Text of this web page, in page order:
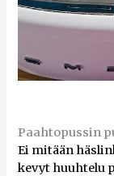
Paahtopussin
Ei mitään
kevyt huuhtelu